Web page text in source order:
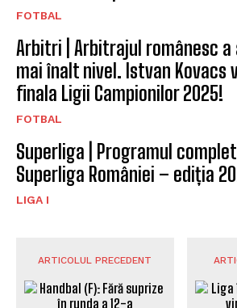
FOTBAL
Arbitri | Arbitrajul românesc a
mai înalt nivel. Istvan Kovacs
finala Ligii Campionilor 2025!
FOTBAL
Superliga | Programul
Superliga României – ediția
LIGA I
ARTICOLUL PRECEDENT